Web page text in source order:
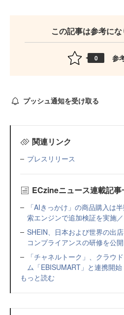
この記事は参考に
0 参
プッシュ通知を受け取る
関連リンク
プレスリリース
ECzineニュース連載記事
「AIきっかけ」の商品購入は
索エンジンで追加検証を実施
SHEIN、日本および世界の出
コンプライアンスの研修を公開
「チャネルトーク」、クラウ
ム「EBISUMART」と連携開始
もっと読む